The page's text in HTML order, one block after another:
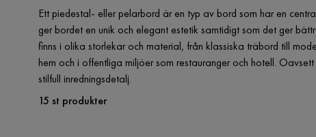
Ett piedestal- eller pelarbord är en typ av bord som har en
ger bordet en unik och elegant estetik samtidigt som det ger
finns i olika storlekar och material, från klassiska träbord till
hem och i offentliga miljöer som restauranger och hotell.
stilfull inredningsdetalj.
15 st produkter